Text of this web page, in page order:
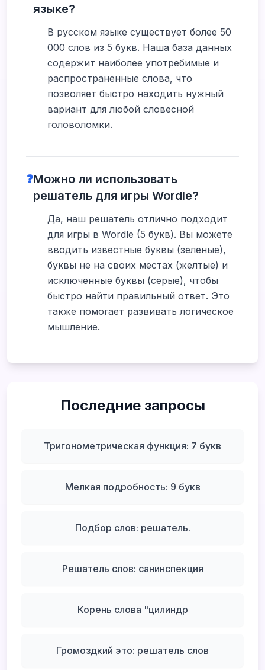
языке?
В русском языке существует более 50
000 слов из 5 букв. Наша база данных
содержит наиболее употребимые и
распространенные слова, что
позволяет быстро находить нужный
вариант для любой словесной
головоломки.
❓Можно ли использовать
решатель для игры Wordle?
Да, наш решатель отлично подходит
для игры в Wordle (5 букв). Вы можете
вводить известные буквы (зеленые),
буквы не на своих местах (желтые) и
исключенные буквы (серые), чтобы
быстро найти правильный ответ. Это
также помогает развивать логическое
мышление.
Последние запросы
Тригонометрическая функция: 7 букв
Мелкая подробность: 9 букв
Подбор слов: решатель.
Решатель слов: санинспекция
Корень слова "цилиндр
Громоздкий это: решатель слов